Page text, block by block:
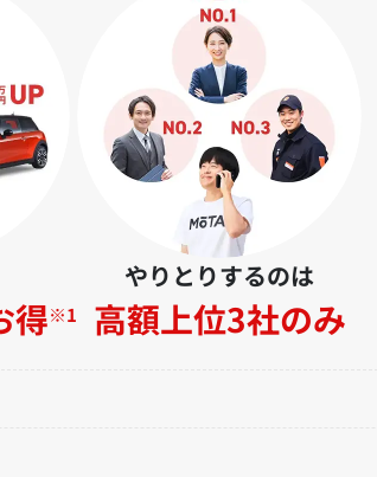
得※1
やりとりするのは
高額上位3社のみ